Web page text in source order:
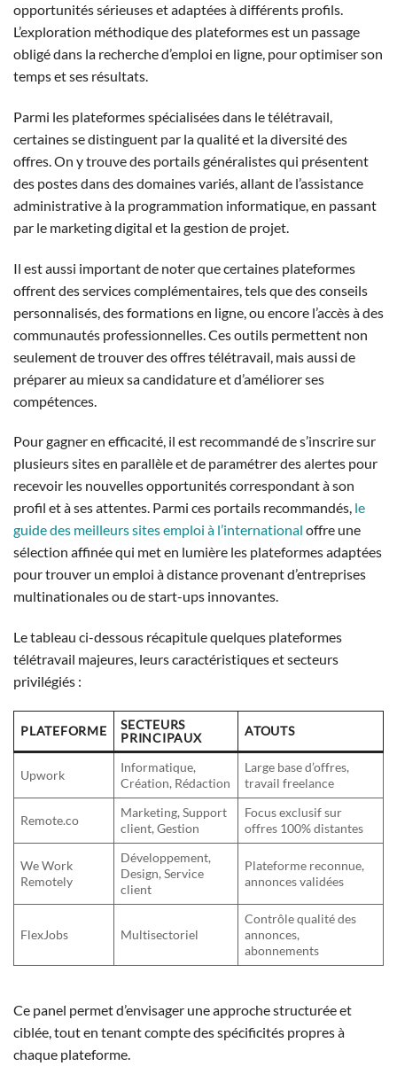
opportunités sérieuses et adaptées à différents profils.
L’exploration méthodique des plateformes est un passage
obligé dans la recherche d’emploi en ligne, pour optimiser son
temps et ses résultats.
Parmi les plateformes spécialisées dans le télétravail,
certaines se distinguent par la qualité et la diversité des
offres. On y trouve des portails généralistes qui présentent
des postes dans des domaines variés, allant de l’assistance
administrative à la programmation informatique, en passant
par le marketing digital et la gestion de projet.
Il est aussi important de noter que certaines plateformes
offrent des services complémentaires, tels que des conseils
personnalisés, des formations en ligne, ou encore l’accès à des
communautés professionnelles. Ces outils permettent non
seulement de trouver des offres télétravail, mais aussi de
préparer au mieux sa candidature et d’améliorer ses
compétences.
Pour gagner en efficacité, il est recommandé de s’inscrire sur
plusieurs sites en parallèle et de paramétrer des alertes pour
recevoir les nouvelles opportunités correspondant à son
profil et à ses attentes. Parmi ces portails recommandés, le
guide des meilleurs sites emploi à l’international offre une
sélection affinée qui met en lumière les plateformes adaptées
pour trouver un emploi à distance provenant d’entreprises
multinationales ou de start-ups innovantes.
Le tableau ci-dessous récapitule quelques plateformes
télétravail majeures, leurs caractéristiques et secteurs
privilégiés :
PLATEFORME
SECTEURS
PRINCIPAUX
ATOUTS
Upwork
Informatique,
Création, Rédaction
Large base d’offres,
travail freelance
Remote.co
Marketing, Support
client, Gestion
Focus exclusif sur
offres 100% distantes
We Work
Remotely
Développement,
Design, Service
client
Plateforme reconnue,
annonces validées
FlexJobs Multisectoriel
Contrôle qualité des
annonces,
abonnements
Ce panel permet d’envisager une approche structurée et
ciblée, tout en tenant compte des spécificités propres à
chaque plateforme.